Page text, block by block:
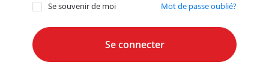
Se souvenir de moi Mot de passe oublié?